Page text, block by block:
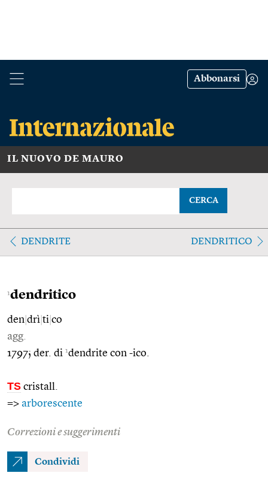
Abbonarsi
IL NUOVO DE MAURO
CERCA
DENDRITE DENDRITICO
1dendritico
den drì ti co
agg.
1797; der. di 1dendrite con -ico.
TS cristall.
=> arborescente
Correzioni e suggerimenti
Condividi